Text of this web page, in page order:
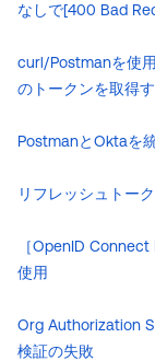
なしで[400 Bad
curl/Postmanを使
のトークンを取得
PostmanとOktaを
リフレッシュトー
［OpenID
使用
Org Authorization
検証の失敗